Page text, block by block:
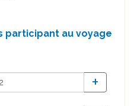
participant au voyage
+